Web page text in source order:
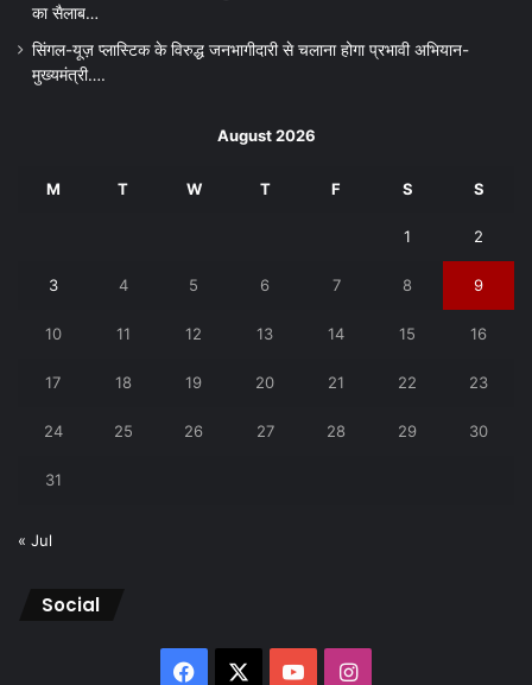
का सैलाब…
सिंगल-यूज़ प्लास्टिक के विरुद्ध जनभागीदारी से चलाना होगा प्रभावी अभियान-
मुख्यमंत्री….
August 2026
M T W T F S S
1 2
3 4 5 6 7 8 9
10 11 12 13 14 15 16
17 18 19 20 21 22 23
24 25 26 27 28 29 30
31
« Jul
Social
Facebook YouTubeInstagram